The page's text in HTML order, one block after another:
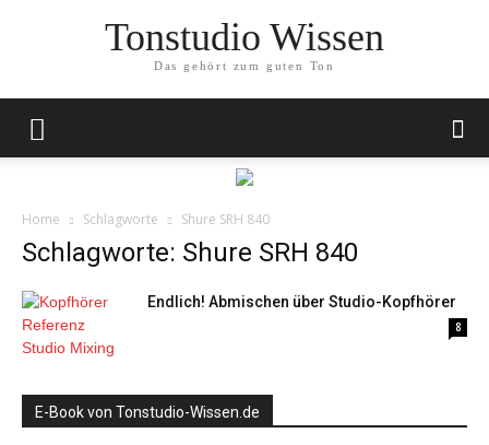
Tonstudio Wissen
Das gehört zum guten Ton
Home Schlagworte Shure SRH 840
Schlagworte: Shure SRH 840
Endlich! Abmischen über Studio-Kopfhörer
8
E-Book von Tonstudio-Wissen.de